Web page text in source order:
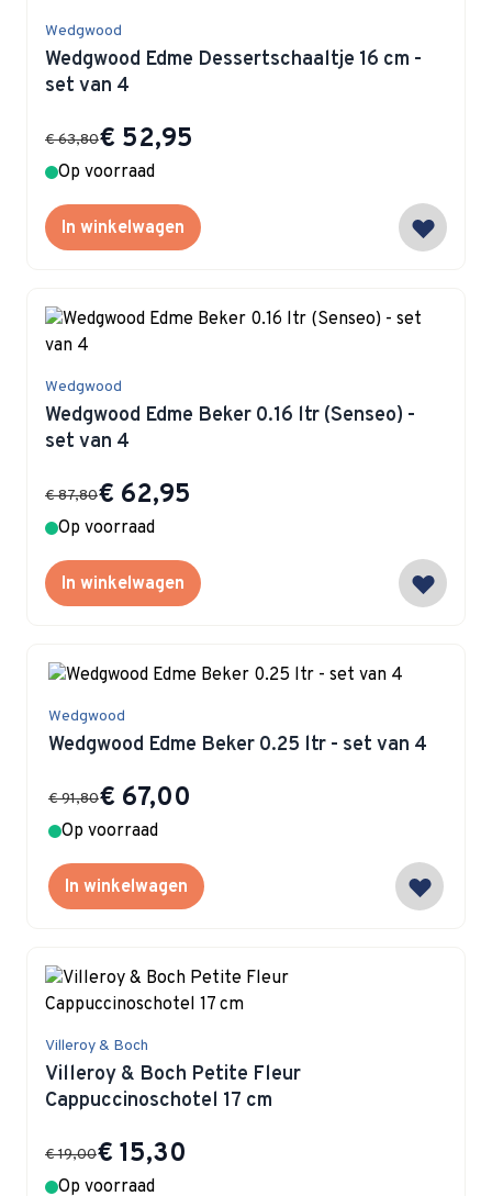
Wedgwood
Wedgwood Edme Dessertschaaltje 16 cm -
set van 4
Special Price
€ 52,95
€ 63,80
Op voorraad
In winkelwagen
Wedgwood
Wedgwood Edme Beker 0.16 ltr (Senseo) -
set van 4
Special Price
€ 62,95
€ 87,80
Op voorraad
In winkelwagen
Wedgwood
Wedgwood Edme Beker 0.25 ltr - set van 4
Special Price
€ 67,00
€ 91,80
Op voorraad
In winkelwagen
Villeroy & Boch
Villeroy & Boch Petite Fleur
Cappuccinoschotel 17 cm
Special Price
€ 15,30
€ 19,00
Op voorraad